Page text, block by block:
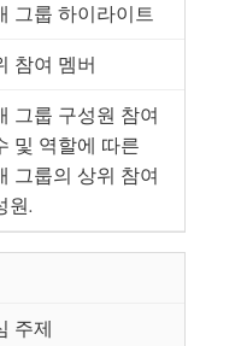
그룹 하이라이트
참여 멤버
그룹 구성원 참여
및 역할에 따른
그룹의 상위 참여
원.
주제